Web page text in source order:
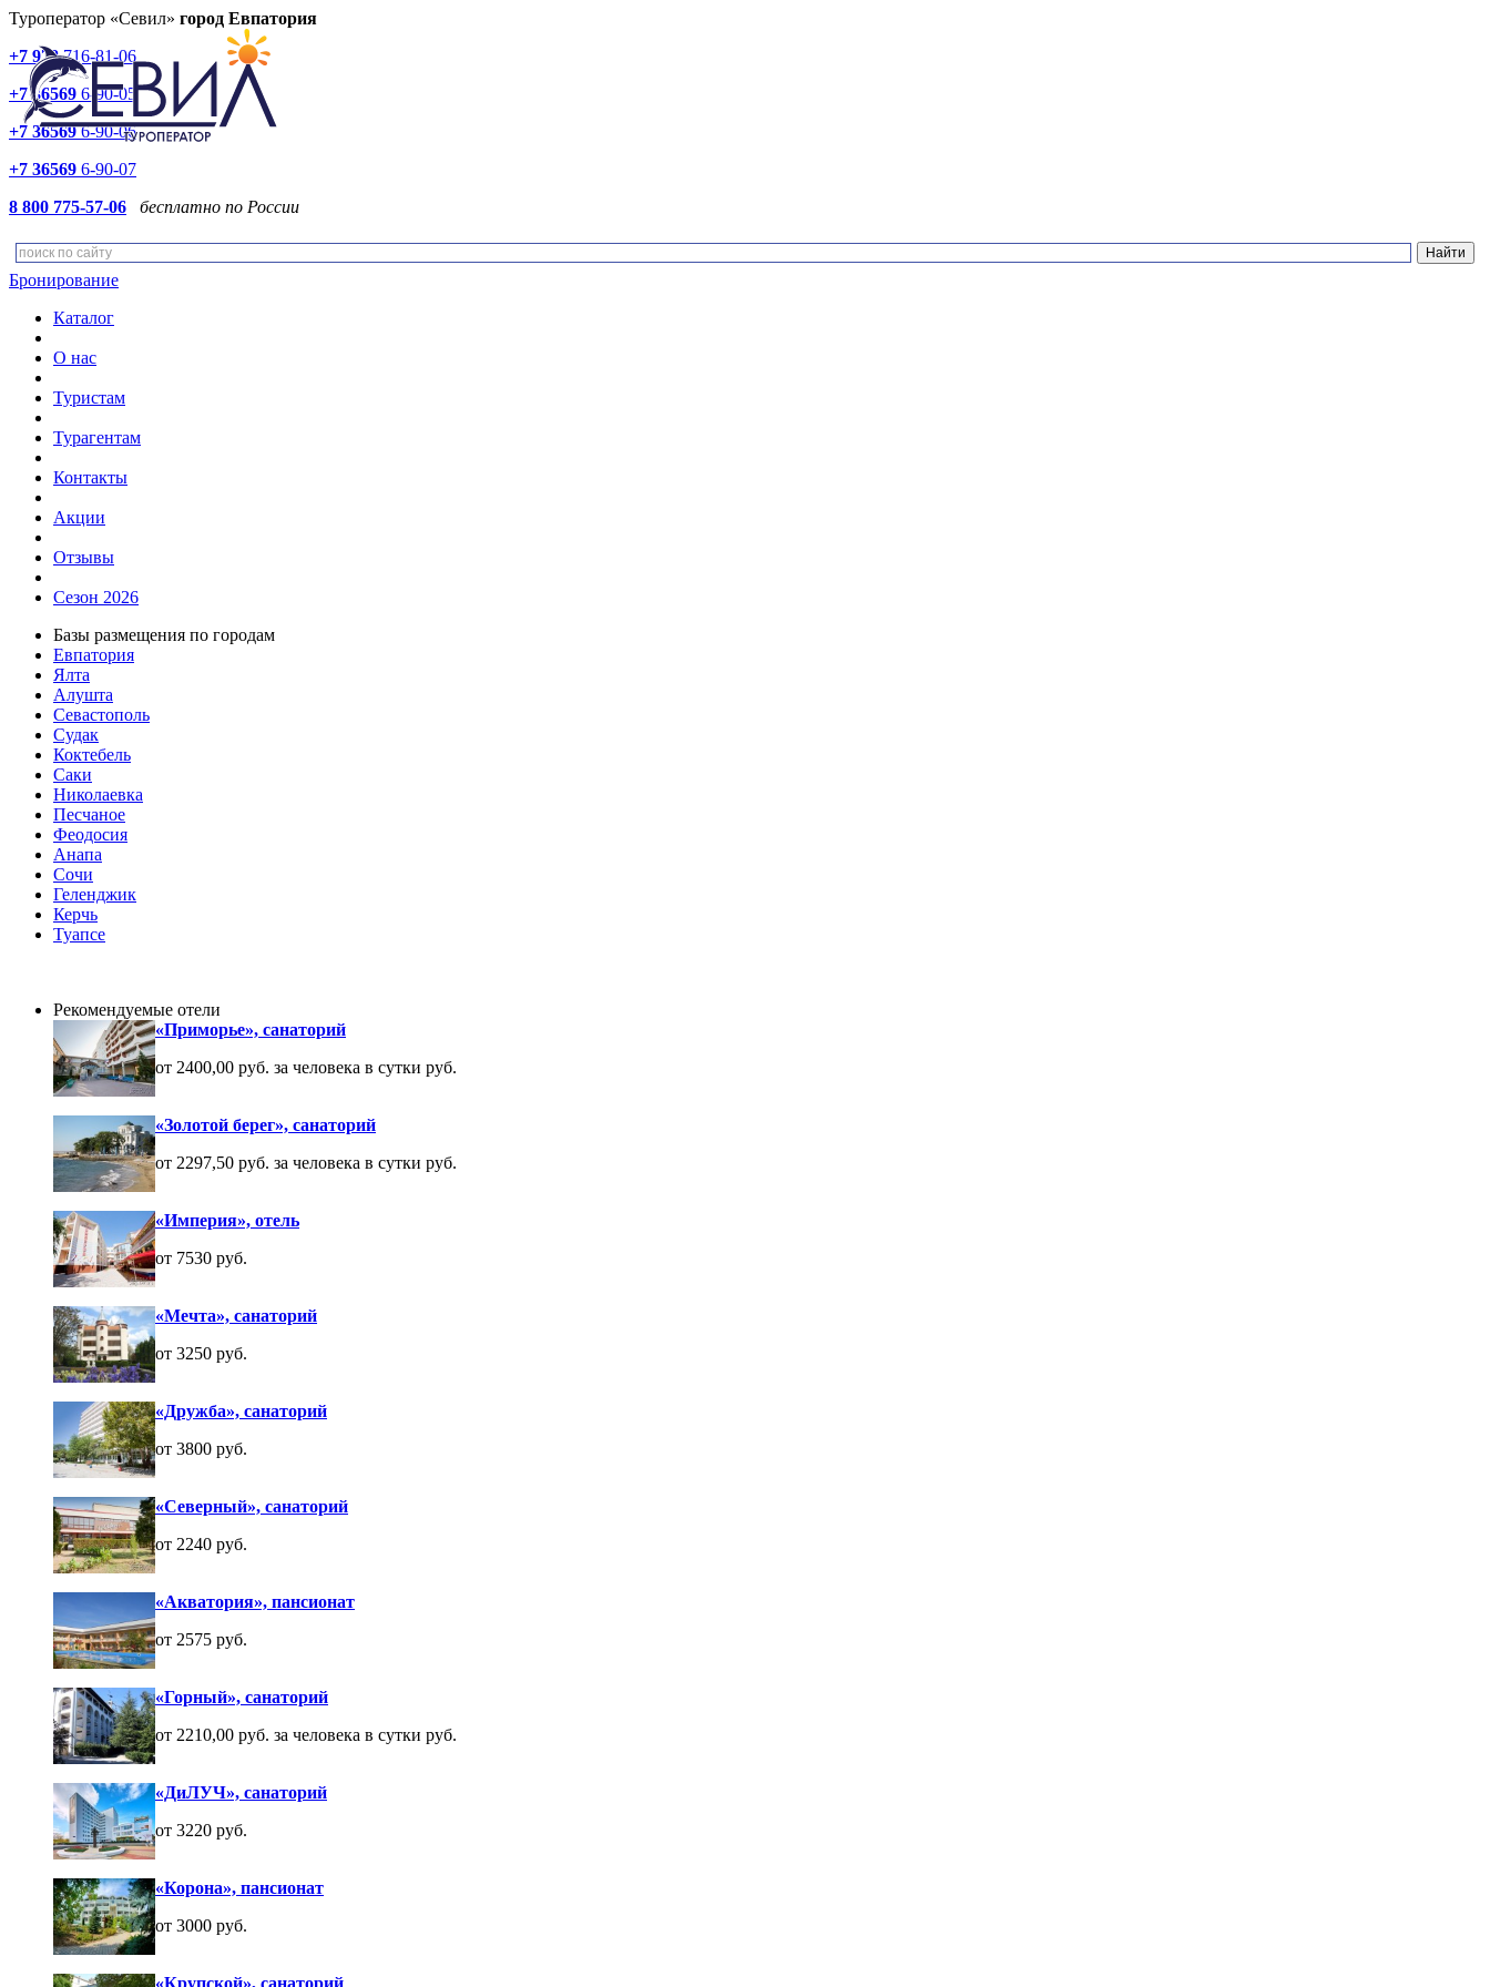
Туроператор «Севил» город Евпатория
+7 978716-81-06
+7 36569 6-90-05
+7 365696-90-06
+7 36569 6-90-07
8 800 775-57-06
бесплатно по России
Бронирование
Каталог
О нас
Туристам
Турагентам
Контакты
Акции
Отзывы
Сезон 2026
Базы размещения по городам
Евпатория
Ялта
Алушта
Севастополь
Судак
Коктебель
Саки
Николаевка
Песчаное
Феодосия
Анапа
Сочи
Геленджик
Керчь
Туапсе
Рекомендуемые отели
«Приморье», санаторий
от 2400,00 руб. за человека в сутки руб.
«Золотой берег», санаторий
от 2297,50 руб. за человека в сутки руб.
«Империя», отель
от 7530 руб.
«Мечта», санаторий
от 3250 руб.
«Дружба», санаторий
от 3800 руб.
«Северный», санаторий
от 2240 руб.
«Акватория», пансионат
от 2575 руб.
«Горный», санаторий
от 2210,00 руб. за человека в сутки руб.
«ДиЛУЧ», санаторий
от 3220 руб.
«Корона», пансионат
от 3000 руб.
«Крупской», санаторий